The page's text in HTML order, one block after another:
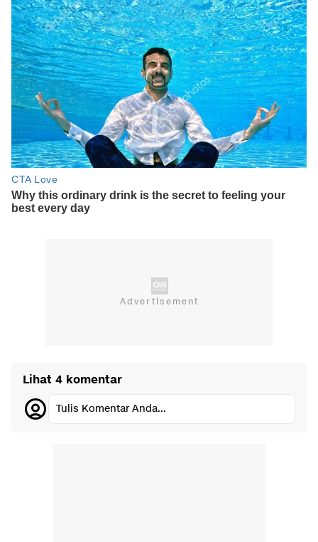
Lihat 4 komentar
Tulis Komentar Anda...